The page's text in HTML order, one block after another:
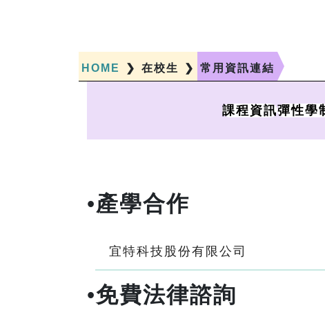
HOME ❯ 在校生 ❯ 常用資訊連結
課程資訊彈性學
•產學合作
宜特科技股份有限公司
•免費法律諮詢